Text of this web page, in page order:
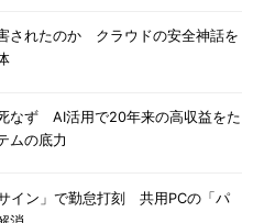
されたのか クラウドの安全神話を
なず AI活用で20年来の高収益をた
ムの底力
イン」で勤怠打刻 共用PCの「パ